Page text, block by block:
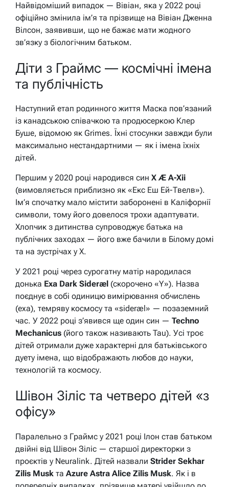
Найвідоміший випадок — Вівіан, яка у 2022 році
офіційно змінила ім’я та прізвище на Вівіан Дженна
Вілсон, заявивши, що не бажає мати жодного
зв’язку з біологічним батьком.
Діти з Граймс — космічні імена
та публічність
Наступний етап родинного життя Маска пов’язаний
із канадською співачкою та продюсеркою Клер
Буше, відомою як Grimes. Їхні стосунки завжди були
максимально нестандартними — як і імена їхніх
дітей.
Першим у 2020 році народився син X Æ A-Xii
(вимовляється приблизно як «Екс Еш Ей-Твелв»).
Ім’я спочатку мало містити заборонені в Каліфорнії
символи, тому його довелося трохи адаптувати.
Хлопчик з дитинства супроводжує батька на
публічних заходах — його вже бачили в Білому домі
та на зустрічах у X.
У 2021 році через сурогатну матір народилася
донька Exa Dark Sideræl (скорочено «Y»). Назва
поєднує в собі одиницю вимірювання обчислень
(exa), темряву космосу та «sideræl» — позаземний
час. У 2022 році з’явився ще один син — Techno
Mechanicus (його також називають Tau). Усі троє
дітей отримали дуже характерні для батьківського
дуету імена, що відображають любов до науки,
технологій та космосу.
Шівон Зіліс та четверо дітей «з
офісу»
Паралельно з Граймс у 2021 році Ілон став батьком
двійні від Шівон Зіліс — старшої директорки з
проєктів у Neuralink. Дітей назвали Strider Sekhar
Zilis Musk та Azure Astra Alice Zilis Musk. Як і в